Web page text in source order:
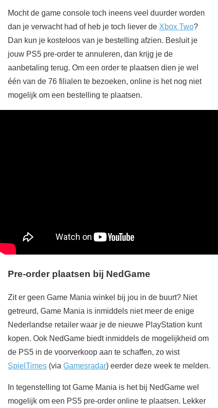
Mocht de game console toch ineens veel duurder worden
dan je verwacht had of heb je toch liever de Xbox Two?
Dan kun je kosteloos van je bestelling afzien. Besluit je
jouw PS5 pre-order te annuleren, dan krijg je de
aanbetaling terug. Om een order te plaatsen dien je wel
één van de 76 filialen te bezoeken, online is het nog niet
mogelijk om een bestelling te plaatsen.
Pre-order plaatsen bij NedGame
Zit er geen Game Mania winkel bij jou in de buurt? Niet
getreurd, Game Mania is inmiddels niet meer de enige
Nederlandse retailer waar je de nieuwe PlayStation kunt
kopen. Ook NedGame biedt inmiddels de mogelijkheid om
de PS5 in de voorverkoop aan te schaffen, zo wist
SpielTimes (via Gamesradar) eerder deze week te melden.
In tegenstelling tot Game Mania is het bij NedGame wel
mogelijk om een PS5 pre-order online te plaatsen. Lekker